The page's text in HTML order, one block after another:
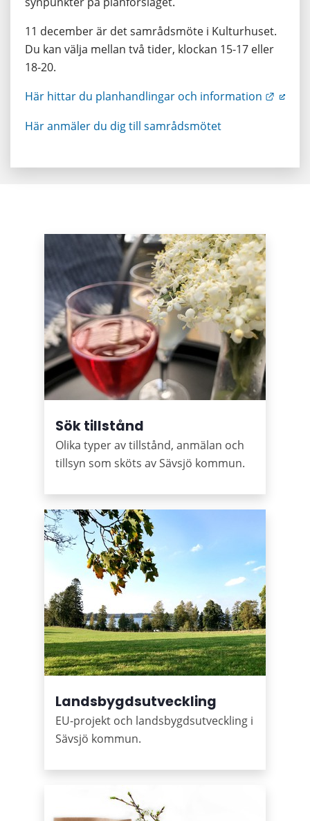
11 december är det samrådsmöte i Kulturhuset.
Du kan välja mellan två tider, klockan 15-17 eller
18-20.
Här hittar du planhandlingar och information
Länk
Här anmäler du dig till samrådsmötet
Puffar
Sök tillstånd
Olika typer av tillstånd, anmälan och
tillsyn som sköts av Sävsjö kommun.
Landsbygdsutveckling
EU-projekt och landsbygdsutveckling i
Sävsjö kommun.